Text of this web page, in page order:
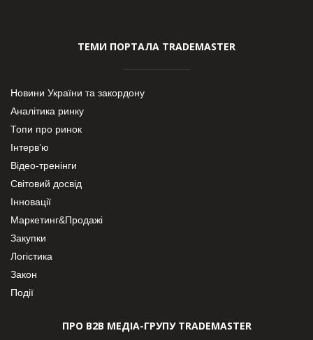
ТЕМИ ПОРТАЛА TRADEMASTER
Новини України та закордону
Аналітика ринку
Топи про ринок
Інтерв’ю
Відео-тренінги
Світовий досвід
Інновації
Маркетинг&Продажі
Закупки
Логістика
Закон
Події
ПРО В2В МЕДІА-ГРУПУ TRADEMASTER